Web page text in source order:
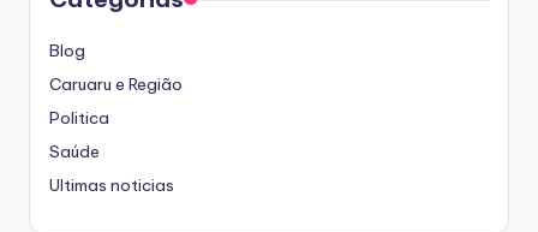
Blog
Caruaru e Região
Politica
Saúde
Ultimas noticias